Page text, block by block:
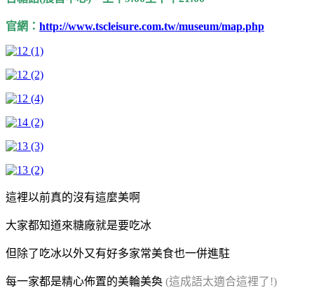
官網： http://www.tscleisure.com.tw/museum/map.php
這裡以前真的沒有這麼美啊
大家都知道來糖廠就是要吃冰
但除了吃冰以外又有好多家常美食也一併進駐
每一家都是精心佈置的美輪美奐 (這成語太適合這裡了!)